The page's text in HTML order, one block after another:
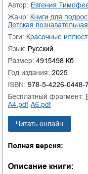
Автор:
Евгения
Жанр:
книги для
детская
Тэги:
красочные
Язык: Русский
Размер: 4915498 Кб
Год издания: 2025
ISBN: 978-5-4226-0448-
Бесплатный фрагмент:
a4.pdf
a6.pdf
Читать онлайн
Полная версия:
Описание книги: